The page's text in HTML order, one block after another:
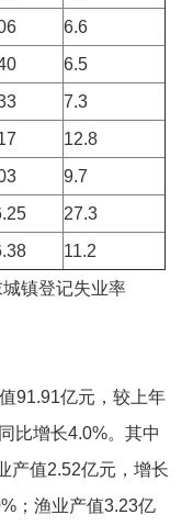
6.6
6.5
7.3
12.8
9.7
27.3
11.2
镇登记失业率
91.91亿元，较上年
比增长4.0%。其中
产值2.52亿元，增长
；渔业产值3.23亿